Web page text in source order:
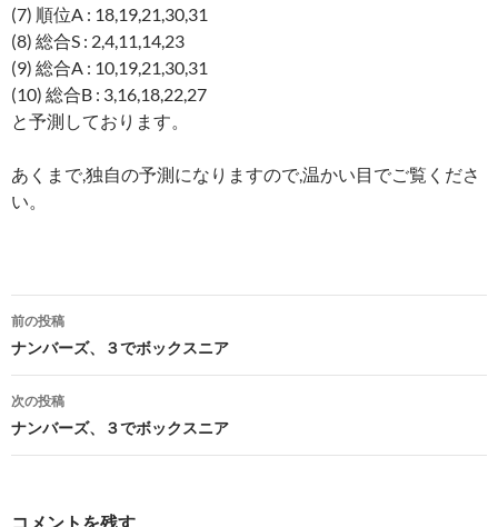
(7) 順位A : 18,19,21,30,31
(8) 総合S : 2,4,11,14,23
(9) 総合A : 10,19,21,30,31
(10) 総合B : 3,16,18,22,27
と予測しております。
あくまで,独自の予測になりますので,温かい目でご覧くださ
い。
投
稿
ナ
ビ
ゲ
前の投稿
ナンバーズ、３でボックスニア
次の投稿
ナンバーズ、３でボックスニア
コメントを残す